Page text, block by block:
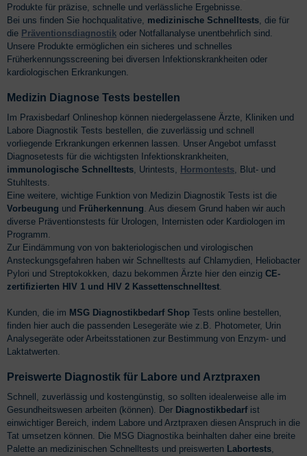
Produkte für präzise, schnelle und verlässliche Ergebnisse.
Bei uns finden Sie hochqualitative, medizinische Schnelltests, die für
die Präventionsdiagnostik oder Notfallanalyse unentbehrlich sind.
Unsere Produkte ermöglichen ein sicheres und schnelles
Früherkennungsscreening bei diversen Infektionskrankheiten oder
kardiologischen Erkrankungen.
Medizin Diagnose Tests bestellen
Im Praxisbedarf Onlineshop können niedergelassene Ärzte, Kliniken und
Labore Diagnostik Tests bestellen, die zuverlässig und schnell
vorliegende Erkrankungen erkennen lassen. Unser Angebot umfasst
Diagnosetests für die wichtigsten Infektionskrankheiten,
immunologische Schnelltests, Urintests, Hormontests, Blut- und
Stuhltests.
Eine weitere, wichtige Funktion von Medizin Diagnostik Tests ist die
Vorbeugung und Früherkennung. Aus diesem Grund haben wir auch
diverse Präventionstests für Urologen, Internisten oder Kardiologen im
Programm.
Zur Eindämmung von von bakteriologischen und virologischen
Ansteckungsgefahren haben wir Schnelltests auf Chlamydien, Heliobacter
Pylori und Streptokokken, dazu bekommen Ärzte hier den einzig CE-
zertifizierten HIV 1 und HIV 2 Kassettenschnelltest.
Kunden, die im MSG Diagnostikbedarf Shop Tests online bestellen,
finden hier auch die passenden Lesegeräte wie z.B. Photometer, Urin
Analysegeräte oder Arbeitsstationen zur Bestimmung von Enzym- und
Laktatwerten.
Preiswerte Diagnostik für Labore und Arztpraxen
Schnell, zuverlässig und kostengünstig, so sollten idealerweise alle im
Gesundheitswesen arbeiten (können). Der Diagnostikbedarfist
einwichtiger Bereich, indem Labore und Arztpraxen diesen Anspruch in die
Tat umsetzen können. Die MSG Diagnostika beinhalten daher eine breite
Palette an medizinischen Schnelltests und preiswerten Labortests,